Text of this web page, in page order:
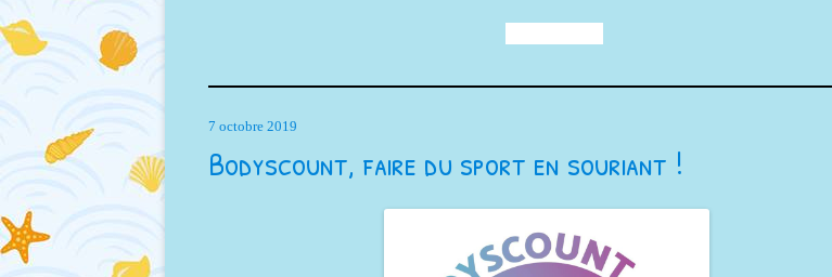
7 octobre 2019
Bodyscount, faire du sport en souriant !